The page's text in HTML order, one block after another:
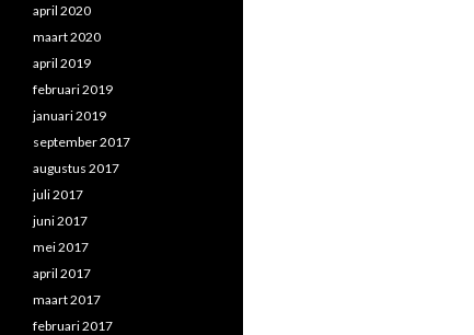
april 2020
maart 2020
april 2019
februari 2019
januari 2019
september 2017
augustus 2017
juli 2017
juni 2017
mei 2017
april 2017
maart 2017
februari 2017